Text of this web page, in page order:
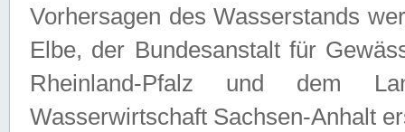
Vorhersagen des Wasserstands
Elbe, der Bundesanstalt für
Rheinland-Pfalz und dem
Wasserwirtschaft Sachsen-Anhalt